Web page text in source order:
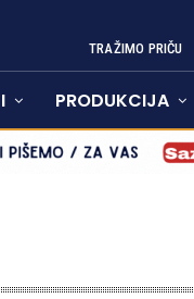
TRAŽIMO PRIČU
PRODUKCIJA